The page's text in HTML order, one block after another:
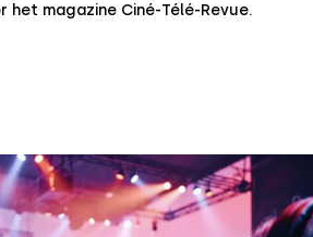
het magazine Ciné-Télé-Revue.